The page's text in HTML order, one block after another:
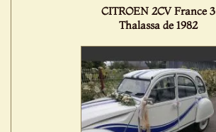
CITROEN 2CV France 3
Thalassa de 1982